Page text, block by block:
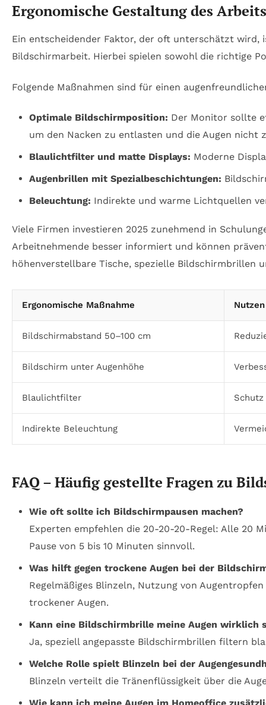
Ergonomische Gestaltung des
Ein entscheidender Faktor, der oft unterschätzt
Bildschirmarbeit. Hierbei spielen sowohl die richtige
Folgende Maßnahmen sind für einen
Optimale Bildschirmposition: Der Monitor sollte
um den Nacken zu entlasten und die Augen nicht
Blaulichtfilter und matte Displays: Moderne
Augenbrillen mit Spezialbeschichtungen:
Beleuchtung: Indirekte und warme Lichtquellen
Viele Firmen investieren 2025 zunehmend in
Arbeitnehmende besser informiert und können
höhenverstellbare Tische, spezielle Bildschirmbrillen
Ergonomische Maßnahme Nutzen
Bildschirmabstand 50–100 cm
Bildschirm unter Augenhöhe
Blaulichtfilter
Indirekte Beleuchtung
FAQ – Häufig gestellte Fragen zu
Wie oft sollte ich Bildschirmpausen machen?
Experten empfehlen die 20-20-20-Regel: Alle 20
Pause von 5 bis 10 Minuten sinnvoll.
Was hilft gegen trockene Augen bei der
Regelmäßiges Blinzeln, Nutzung von
trockener Augen.
Kann eine Bildschirmbrille meine Augen wirklich
Ja, speziell angepasste Bildschirmbrillen filtern
Welche Rolle spielt Blinzeln bei der
Blinzeln verteilt die Tränenflüssigkeit über die